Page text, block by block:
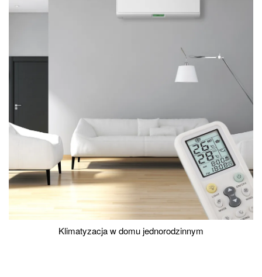
Klimatyzacja w domu jednorodzinnym